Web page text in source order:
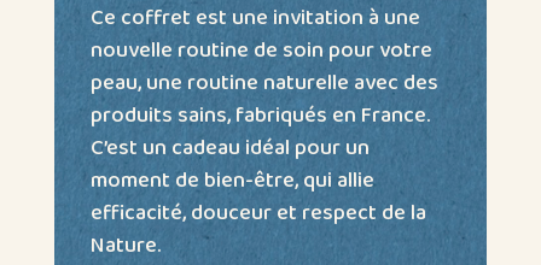
Ce coffret est une invitation à une
nouvelle routine de soin pour votre
peau, une routine naturelle avec des
produits sains, fabriqués en France.
C’est un cadeau idéal pour un
moment de bien-être, qui allie
efficacité, douceur et respect de la
Nature.